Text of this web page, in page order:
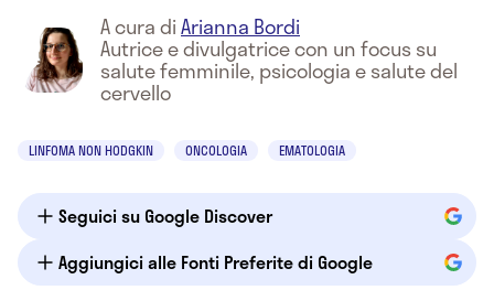
A cura diArianna Bordi
Autrice e divulgatrice con un focus su
salute femminile, psicologia e salute del
cervello
LINFOMA NON HODGKIN ONCOLOGIA EMATOLOGIA
Seguici su Google Discover
Aggiungici alle Fonti Preferite di Google